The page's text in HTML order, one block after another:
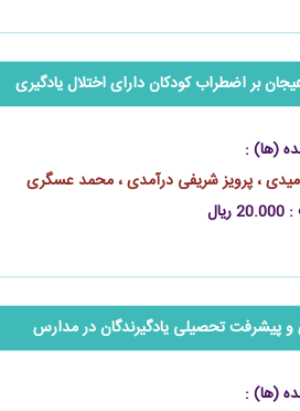
بر اضطراب کودکان دارای اختلال یادگیری
(ها) :
، پرویز شریفی درآمدی ، محمد عسگری
و پیشرفت تحصیلی یادگیرندگان در مدارس
(ها) :